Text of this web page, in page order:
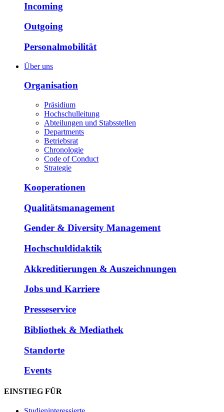
Incoming
Outgoing
Personalmobilität
Über uns
Organisation
Präsidium
Hochschulleitung
Abteilungen und Stabsstellen
Departments
Betriebsrat
Chronologie
Code of Conduct
Strategie
Kooperationen
Qualitätsmanagement
Gender & Diversity Management
Hochschuldidaktik
Akkreditierungen & Auszeichnungen
Jobs und Karriere
Presseservice
Bibliothek & Mediathek
Standorte
Events
EINSTIEG FÜR